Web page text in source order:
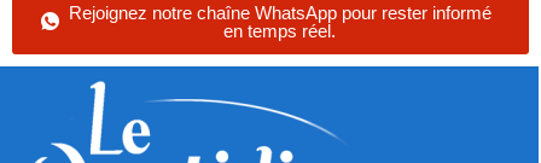
Rejoignez notre chaîne WhatsApp pour rester informé
en temps réel.